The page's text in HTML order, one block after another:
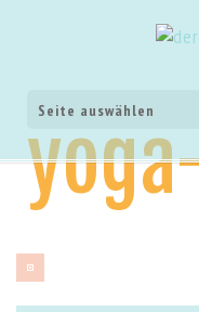
Seite auswählen